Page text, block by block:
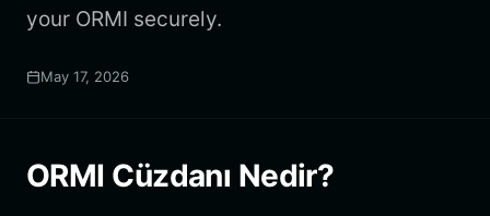
your ORMI securely.
May 17, 2026
ORMI Cüzdanı Nedir?